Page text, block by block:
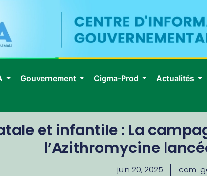
Gouvernement Cigma-Prod Actualités
et infantile : La
l’Azithromycine
juin 20, 2025 com-